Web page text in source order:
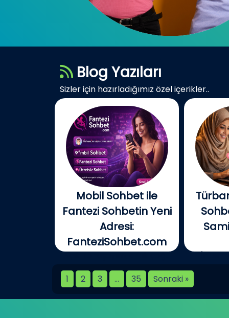
Blog Yazıları
Sizler için hazırladığımız özel içerikler..
Mobil Sohbet ile
Fantezi Sohbetin Yeni
Adresi:
FanteziSohbet.com
Açık konuşayım, artık çoğu
kişi...
1
2 3 … 35 Sonraki »